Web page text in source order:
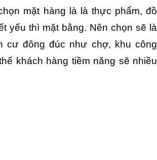
mặt hàng là là thực phẩm, đồ
yếu thì mặt bằng. Nên chọn sẽ là
cư đông đúc như chợ, khu công
khách hàng tiềm năng sẽ nhiều